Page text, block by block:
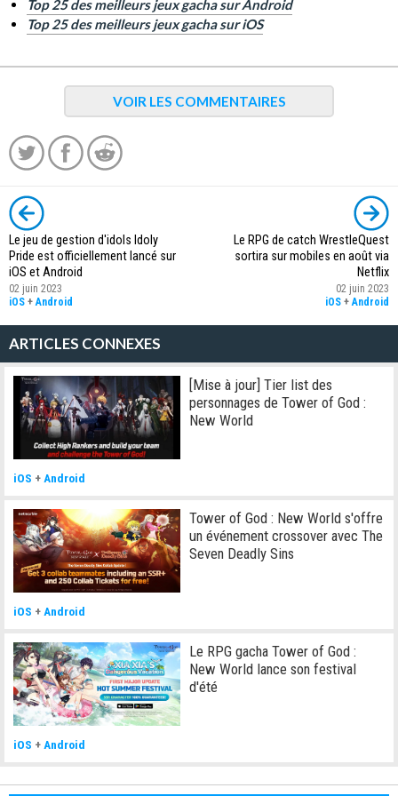
Top 25 des meilleurs jeux gacha sur Android
Top 25 des meilleurs jeux gacha sur iOS
VOIR LES COMMENTAIRES
Le jeu de gestion d'idols Idoly
Pride est officiellement lancé sur
iOS et Android
02 juin 2023
iOS + Android
Le RPG de catch WrestleQuest
sortira sur mobiles en août via
Netflix
02 juin 2023
iOS + Android
ARTICLES CONNEXES
[Mise à jour] Tier list des
personnages de Tower of God :
New World
iOS + Android
Tower of God : New World s'offre
un événement crossover avec The
Seven Deadly Sins
iOS + Android
Le RPG gacha Tower of God :
New World lance son festival
d'été
iOS + Android